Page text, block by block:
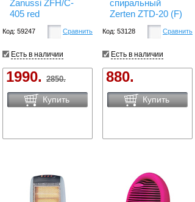
Zanussi ZFH/C-
405 red
Код: 59247 Сравнить
Есть в наличии
1990. 2850.
Купить
спиральный
Zerten ZTD-20 (F)
Код: 53128 Сравнить
Есть в наличии
880.
Купить